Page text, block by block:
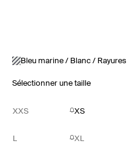
Bleu marine / Blanc / Rayures
Sélectionner une taille
XXS XS
L XL